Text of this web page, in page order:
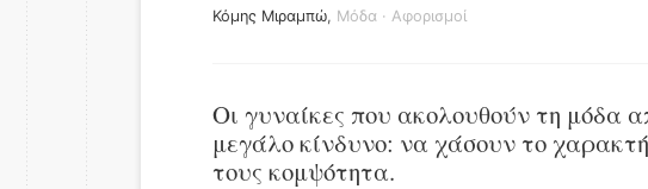
Κόμης Μιραμπώ, Μόδα · Αφορισμοί
Οι γυναίκες που ακολουθούν τη μόδα
μεγάλο κίνδυνο: να χάσουν το
τους κομψότητα.